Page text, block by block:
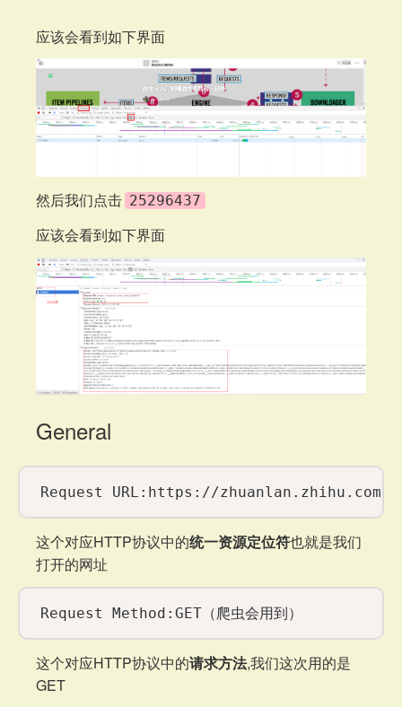
应该会看到如下界面
然后我们点击 25296437
应该会看到如下界面
General
这个对应HTTP协议中的统一资源定位符也就是我们
打开的网址
这个对应HTTP协议中的请求方法,我们这次用的是
GET